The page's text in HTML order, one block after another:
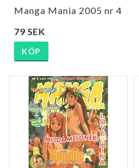
Manga Mania 2005 nr 4
79 SEK
KÖP